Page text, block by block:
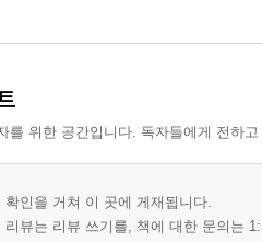
를 위한 공간입니다. 독자들에게 전하
확인을 거쳐 이 곳에 게재됩니다.
리뷰는 리뷰 쓰기를, 책에 대한 문의는